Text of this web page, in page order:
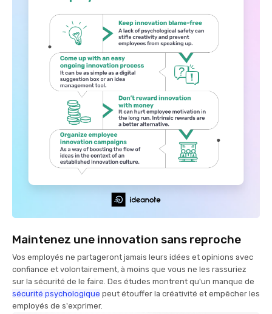
Maintenez une innovation sans reproche
Vos employés ne partageront jamais leurs idées et opinions avec
confiance et volontairement, à moins que vous ne les rassuriez
sur la sécurité de le faire. Des études montrent qu'un manque de
sécurité psychologique peut étouffer la créativité et empêcher les
employés de s'exprimer.